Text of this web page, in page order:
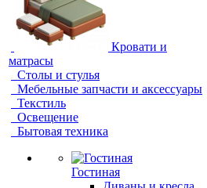
Кровати и
матрасы
Столы и стулья
Мебельные запчасти и аксессуары
Текстиль
Освещение
Бытовая техника
Гостиная